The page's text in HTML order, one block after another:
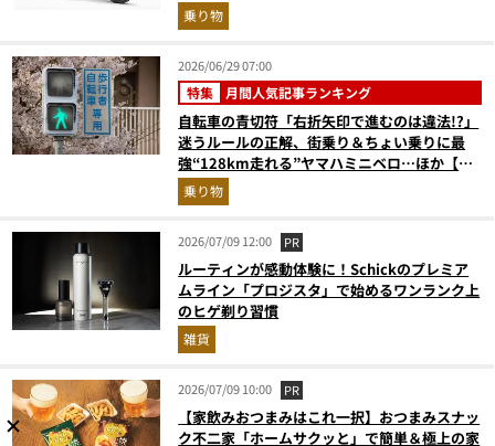
乗り物
2026/06/29 07:00
特集 月間人気記事ランキング
自転車の青切符「右折矢印で進むのは違法!?」
迷うルールの正解、街乗り＆ちょい乗りに最
強“128km走れる”ヤマハミニベロ…ほか【自
転車の人気記事ランキングベスト3】（2026年
5月版）
乗り物
2026/07/09 12:00 PR
ルーティンが感動体験に！Schickのプレミア
ムライン「プロジスタ」で始めるワンランク上
のヒゲ剃り習慣
雑貨
2026/07/09 10:00 PR
【家飲みおつまみはこれ一択】おつまみスナッ
ク不二家「ホームサクッと」で簡単＆極上の家